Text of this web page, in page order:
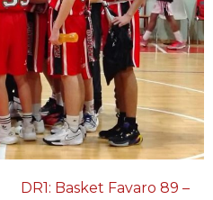
DR1: Basket Favaro 89 –